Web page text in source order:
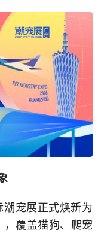
宠展正式焕新为
，覆盖猫狗、爬宠